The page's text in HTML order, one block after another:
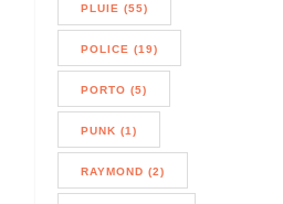
PLUIE (55)
POLICE (19)
PORTO (5)
PUNK (1)
RAYMOND (2)